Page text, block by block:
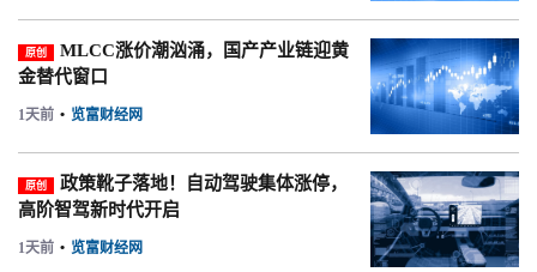
原创
MLCC涨价潮汹涌，国产产业链迎黄
金替代窗口
1天前 • 览富财经网
原创
政策靴子落地！自动驾驶集体涨停，
高阶智驾新时代开启
1天前 • 览富财经网